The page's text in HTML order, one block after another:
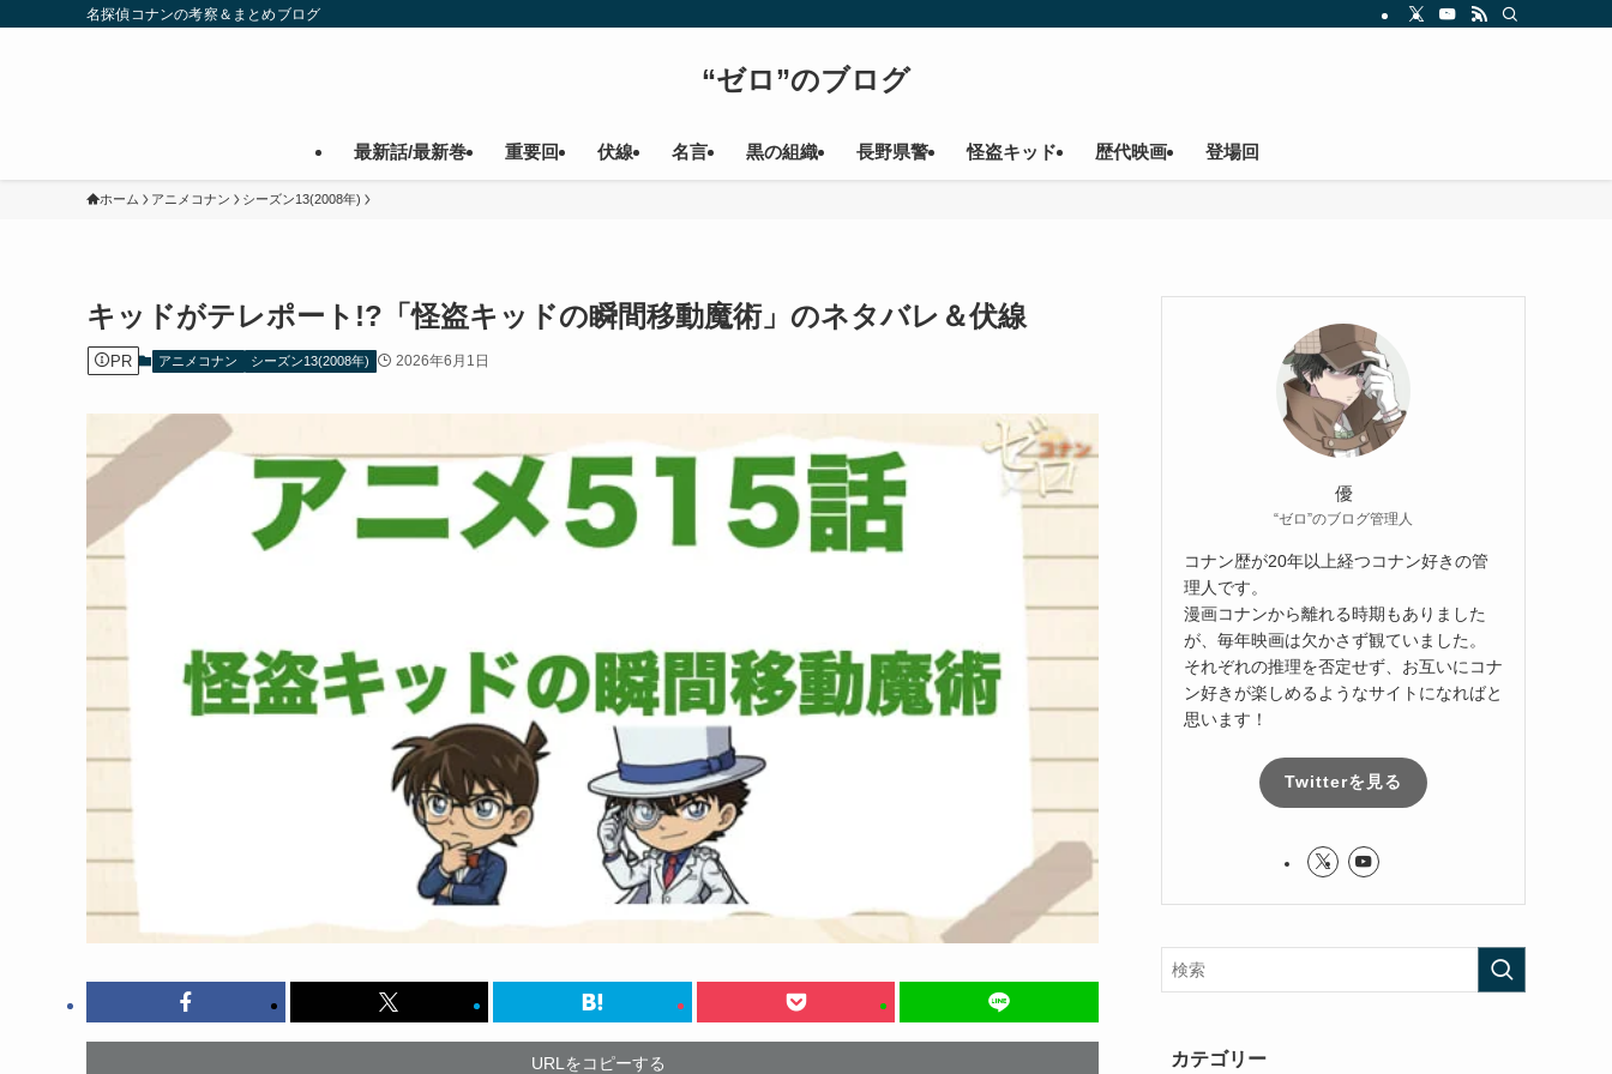
名探偵コナンの考察＆まとめブログ
“ゼロ”のブログ
最新話/最新巻 重要回 伏線 名言 黒の組織 長野県警 怪盗キッド 歴代映画 登場回
ホーム アニメコナン シーズン13(2008年)
キッドがテレポート!?「怪盗キッドの瞬間移動魔術」のネタバレ＆伏線
PR アニメコナン シーズン13(2008年) 2026年6月1日
URLをコピーする
優
“ゼロ”のブログ管理人
コナン歴が20年以上経つコナン好きの管
理人です。
漫画コナンから離れる時期もありました
が、毎年映画は欠かさず観ていました。
それぞれの推理を否定せず、お互いにコナ
ン好きが楽しめるようなサイトになればと
思います！
Twitterを見る
カテゴリー